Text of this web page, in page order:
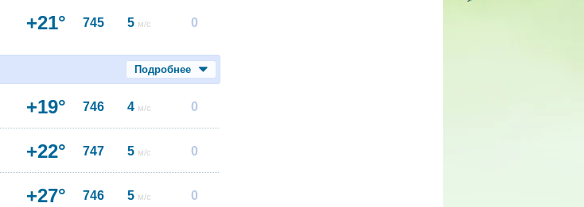
+21° 745 5 м/с 0
Подробнее
+19° 746 4 м/с 0
+22° 747 5 м/с 0
+27° 746 5 м/с 0